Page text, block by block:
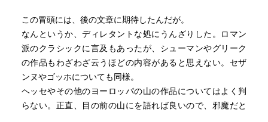
この冒頭には、後の文章に期待したんだが。
なんというか、ディレタントな処にうんざりした。ロマン
派のクラシックに言及もあったが、シューマンやグリーク
の作品もわざわざ云うほどの内容があると思えない。セザ
ンヌやゴッホについても同様。
ヘッセやその他のヨーロッパの山の作品についてはよく判
らない。正直、目の前の山にを語れば良いので、邪魔だと